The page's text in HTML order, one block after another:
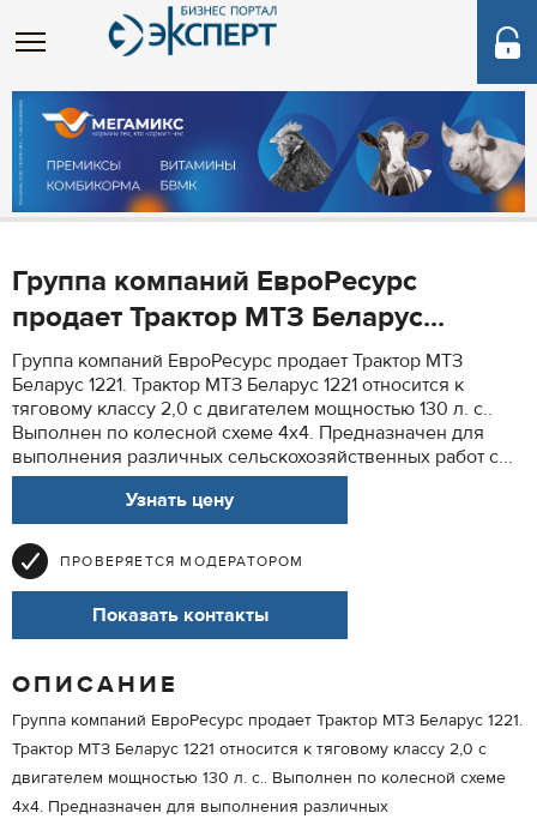
Группа компаний ЕвроРесурс
продает Трактор МТЗ Беларус...
Группа компаний ЕвроРесурс продает Трактор МТЗ
Беларус 1221. Трактор МТЗ Беларус 1221 относится к
тяговому классу 2,0 с двигателем мощностью 130 л. с..
Выполнен по колесной схеме 4х4. Предназначен для
выполнения различных сельскохозяйственных работ с...
Узнать цену
ПРОВЕРЯЕТСЯ МОДЕРАТОРОМ
Показать контакты
ОПИСАНИЕ
Группа компаний ЕвроРесурс продает Трактор МТЗ Беларус 1221.
Трактор МТЗ Беларус 1221 относится к тяговому классу 2,0 с
двигателем мощностью 130 л. с.. Выполнен по колесной схеме
4х4. Предназначен для выполнения различных